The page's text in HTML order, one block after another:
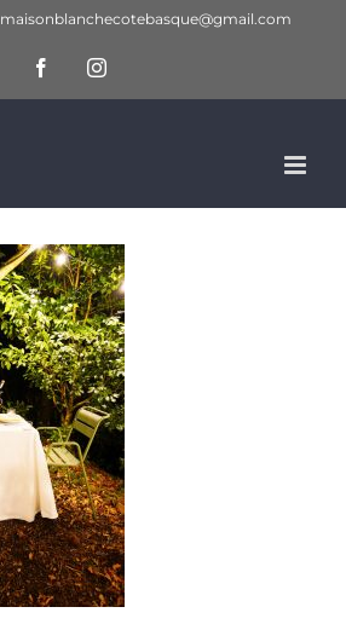
maisonblanchecotebasque@gmail.com
FacebookInstagram